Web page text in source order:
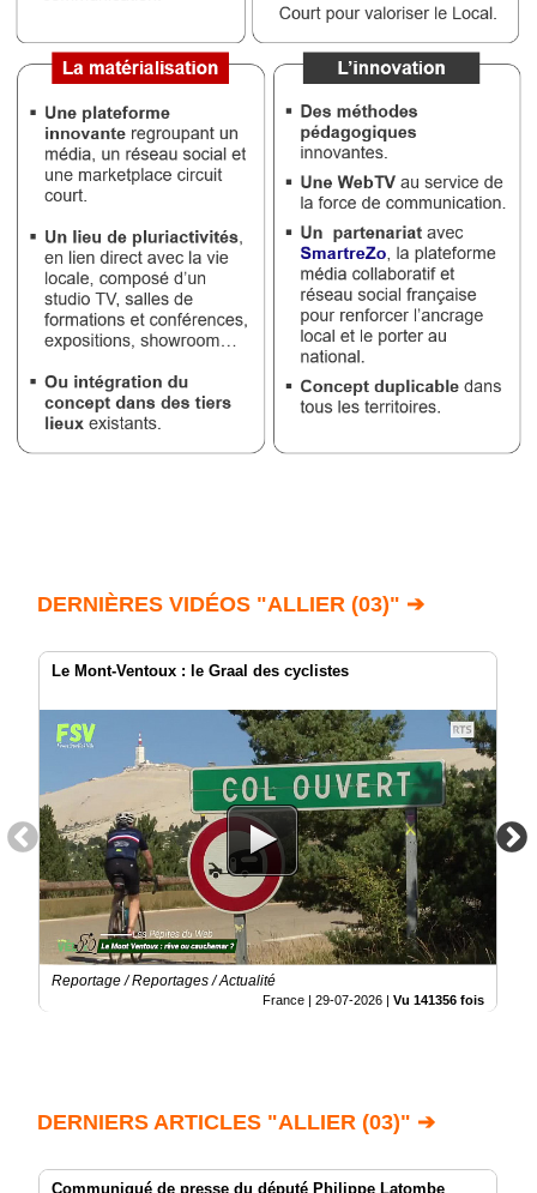
DERNIÈRES VIDÉOS "ALLIER (03)" ➔
Le Mont-Ventoux : le Graal des cyclistes
Reportage / Reportages / Actualité
France | 29-07-2026 | Vu 141356 fois
DERNIERS ARTICLES "ALLIER (03)" ➔
Communiqué de presse du député Philippe Latombe